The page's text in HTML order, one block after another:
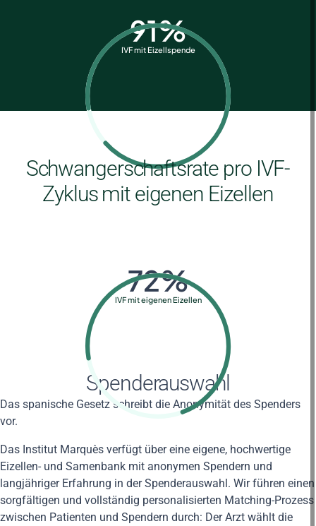
91%
IVF mit Eizellspende
Schwangerschaftsrate pro IVF-
Zyklus mit eigenen Eizellen
72%
IVF mit eigenen Eizellen
Spenderauswahl
Das spanische Gesetz schreibt die Anonymität des Spenders
vor.
Das Institut Marquès verfügt über eine eigene, hochwertige
Eizellen- und Samenbank mit anonymen Spendern und
langjähriger Erfahrung in der Spenderauswahl. Wir führen einen
sorgfältigen und vollständig personalisierten Matching-Prozess
zwischen Patienten und Spendern durch: Der Arzt wählt die